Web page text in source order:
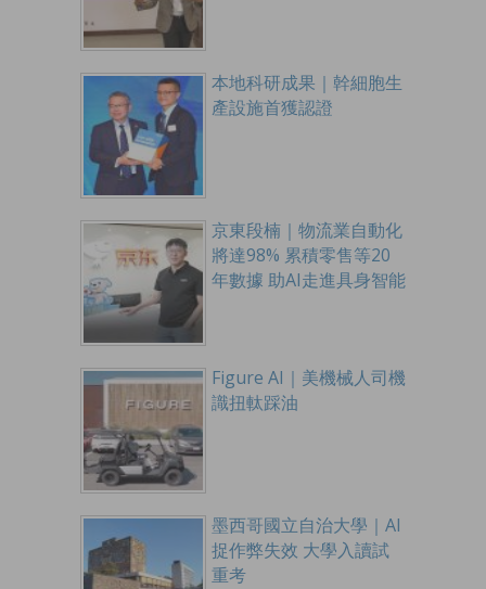
本地科研成果｜幹細胞生
產設施首獲認證
京東段楠｜物流業自動化
將達98% 累積零售等20
年數據 助AI走進具身智能
Figure AI｜美機械人司機
識扭軚踩油
墨西哥國立自治大學｜AI
捉作弊失效 大學入讀試
重考